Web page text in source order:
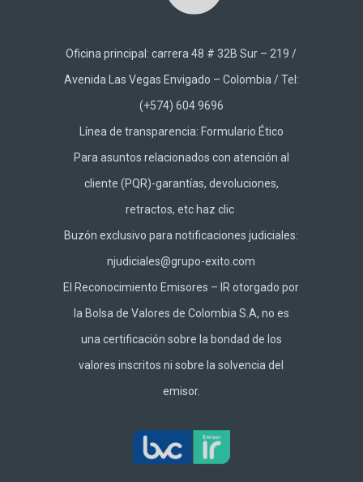
Oficina principal: carrera 48 # 32B Sur – 219 /
Avenida Las Vegas Envigado – Colombia / Tel:
(+574) 604 9696
Línea de transparencia: Formulario Ético
Para asuntos relacionados con atención al
cliente (PQR)-garantías, devoluciones,
retractos, etc hazclic
Buzón exclusivo para notificaciones judiciales:
njudiciales@grupo-exito.com
El Reconocimiento Emisores – IR otorgado por
la Bolsa de Valores de Colombia S.A, no es
una certificación sobre la bondad de los
valores inscritos ni sobre la solvencia del
emisor.